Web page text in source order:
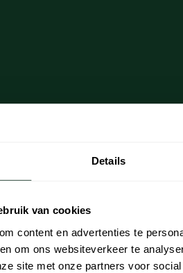
Details
van cookies
content en advertenties te
om ons websiteverkeer te
site met onze partners voor